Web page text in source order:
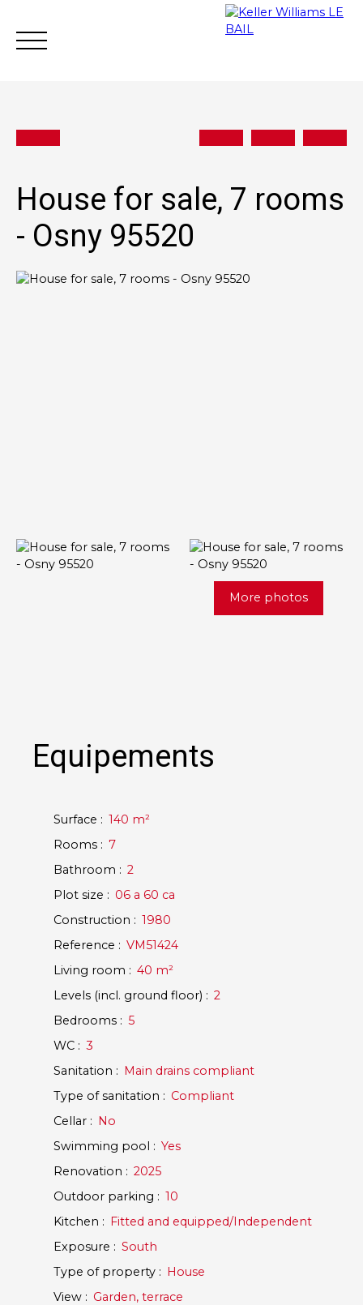
Achat Vente Rent Rental
House for sale, 7 rooms
- Osny 95520
More photos
Equipements
Surface : 140 m²
Rooms : 7
Bathroom : 2
Plot size : 06 a 60 ca
Construction : 1980
Reference : VM51424
Living room : 40 m²
Levels (incl. ground floor) : 2
Bedrooms : 5
WC : 3
Sanitation : Main drains compliant
Type of sanitation : Compliant
Cellar : No
Swimming pool : Yes
Renovation : 2025
Outdoor parking : 10
Kitchen : Fitted and equipped/Independent
Exposure : South
Type of property : House
View : Garden, terrace